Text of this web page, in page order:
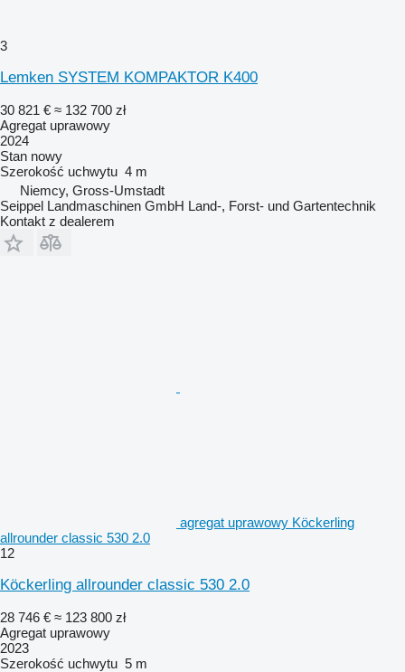
3
Lemken SYSTEM KOMPAKTOR K400
30 821 € ≈ 132 700 zł
Agregat uprawowy
2024
Stan nowy
Szerokość uchwytu 4 m
Niemcy, Gross-Umstadt
Seippel Landmaschinen GmbH Land-, Forst- und Gartentechnik
Kontakt z dealerem
agregat uprawowy Köckerling
allrounder classic 530 2.0
12
Köckerling allrounder classic 530 2.0
28 746 € ≈ 123 800 zł
Agregat uprawowy
2023
Szerokość uchwytu 5 m